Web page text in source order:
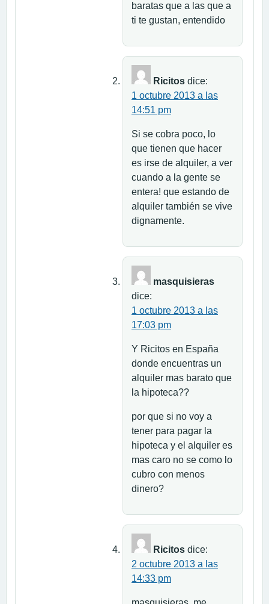
baratas que a las que a
ti te gustan, entendido
Ricitos dice:
1 octubre 2013 a las
14:51 pm
Si se cobra poco, lo
que tienen que hacer
es irse de alquiler, a ver
cuando a la gente se
entera! que estando de
alquiler también se vive
dignamente.
masquisieras
dice:
1 octubre 2013 a las
17:03 pm
Y Ricitos en España
donde encuentras un
alquiler mas barato que
la hipoteca??
por que si no voy a
tener para pagar la
hipoteca y el alquiler es
mas caro no se como lo
cubro con menos
dinero?
Ricitos dice:
2 octubre 2013 a las
14:33 pm